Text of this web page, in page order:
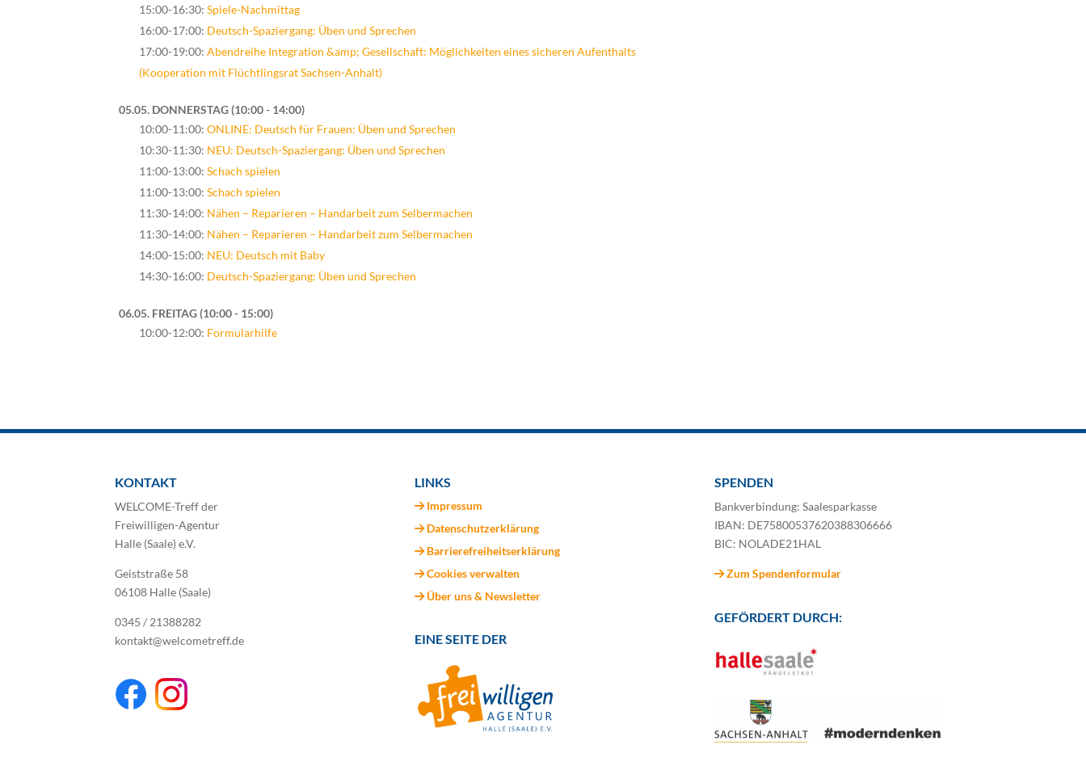
15:00-16:30: Spiele-Nachmittag
16:00-17:00: Deutsch-Spaziergang: Üben und Sprechen
17:00-19:00: Abendreihe Integration &amp; Gesellschaft: Möglichkeiten eines sicheren Aufenthalts
(Kooperation mit Flüchtlingsrat Sachsen-Anhalt)
05.05. DONNERSTAG 10:00 - 14:00
10:00-11:00: ONLINE: Deutsch für Frauen: Üben und Sprechen
10:30-11:30: NEU: Deutsch-Spaziergang: Üben und Sprechen
11:00-13:00: Schach spielen
11:00-13:00: Schach spielen
11:30-14:00: Nähen – Reparieren – Handarbeit zum Selbermachen
11:30-14:00: Nähen – Reparieren – Handarbeit zum Selbermachen
14:00-15:00: NEU: Deutsch mit Baby
14:30-16:00: Deutsch-Spaziergang: Üben und Sprechen
06.05. FREITAG 10:00 - 15:00
10:00-12:00: Formularhilfe
KONTAKT
WELCOME-Treff der
Freiwilligen-Agentur
Halle (Saale) e.V.
Geiststraße 58
06108 Halle (Saale)
0345 / 21388282
kontakt@welcometreff.de
LINKS
Impressum
Datenschutzerklärung
Barrierefreiheitserklärung
Cookies verwalten
Über uns & Newsletter
EINE SEITE DER
SPENDEN
Bankverbindung: Saalesparkasse
IBAN: DE75800537620388306666
BIC: NOLADE21HAL
Zum Spendenformular
GEFÖRDERT DURCH: